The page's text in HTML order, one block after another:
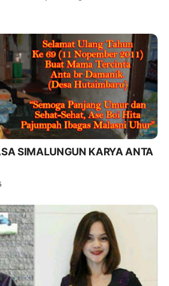
SIMALUNGUN KARYA ANTA